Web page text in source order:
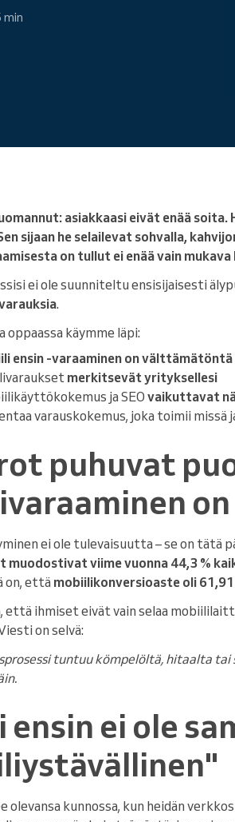
min
asiakkaasi eivät enää
sijaan he selailevat sohvalla,
on tullut ei enää vain mukava
ei ole suunniteltu ensisijaisesti
.
oppaassa käymme läpi:
ensin -varaaminen on
merkitsevät yrityksellesi
ja SEO vaikuttavat
varauskokemus, joka toimii missä
puhuvat
ei ole tulevaisuutta – se on tätä
muodostivat viime vuonna 44,3 %
on, että mobiilikonversioaste oli 61,91
että ihmiset eivät vain selaa
on selvä:
tuntuu kömpelöltä, hitaalta
ei ole
olevansa kunnossa, kun heidän